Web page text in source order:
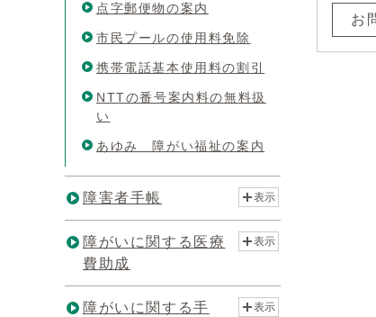
お
点字郵便物の案内
市民プールの使用料免除
携帯電話基本使用料の割引
NTTの番号案内料の無料扱
い
あゆみ 障がい福祉の案内
障害者手帳 表示
障がいに関する医療
費助成
表示
障がいに関する手
表示